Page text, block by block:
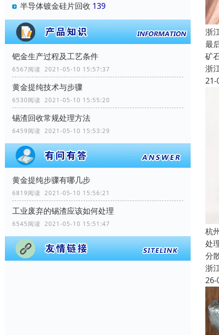
半导体镀金硅片回收 139
钯金生产过程及工艺条件
6567阅读 2021-05-10 15:57:37
黄金提纯技术与步骤
6530阅读 2021-05-10 15:55:20
锡渣回收常规处理方法
6459阅读 2021-05-10 15:53:29
黄金提纯步骤有哪几步
6819阅读 2021-05-10 15:56:21
工业废弃的锡渣应该如何处理
6545阅读 2021-05-10 15:51:47
浙
最
矿
浙
21-
杭
处
分
浙
26-